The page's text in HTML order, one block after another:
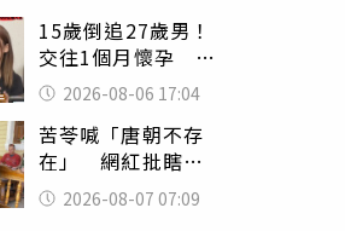
嚇壞女兒
15歲倒追27歲男！
交往1個月懷孕 36
歲當阿嬤故事曝光
2026-08-06 17:04
苦苓喊「唐朝不存
在」 網紅批瞎編
歷史：李白、杜甫
用鮮卑文寫詩？
2026-08-07 07:09